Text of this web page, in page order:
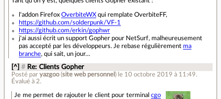
l'addon Firefox OverbiteWX qui remplate OverbiteFF,
https://github.com/solderpunk/VF-1
https://github.com/erkin/gophwr
j'ai aussi écrit un support Gopher pour NetSurf, malheureusement
pas accepté par les développeurs. Je rebase régulièrement ma
branche, qui sait, un jour…
[^] # Re: Clients Gopher
Posté paryazgoo(site web personnel ) le 10 octobre 2019 à 11:49.
Évalué à 2.
Je me permet de rajouter le client pour terminal cgo